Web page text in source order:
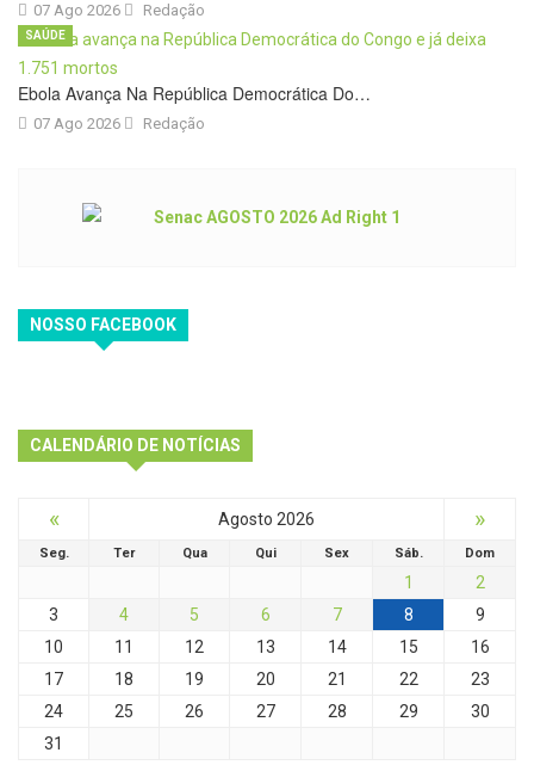
07 Ago 2026 Redação
Ebola Avança Na República Democrática Do…
07 Ago 2026
SAÚDE
Redação
NOSSO FACEBOOK
CALENDÁRIO DE NOTÍCIAS
« Agosto 2026 »
Seg. Ter Qua Qui Sex Sáb. Dom
1
2
3
4 5 6 7 8
9
10
11 12 13 14 15
16
17
18 19 20 21 22
23
24
25 26 27 28 29
30
31